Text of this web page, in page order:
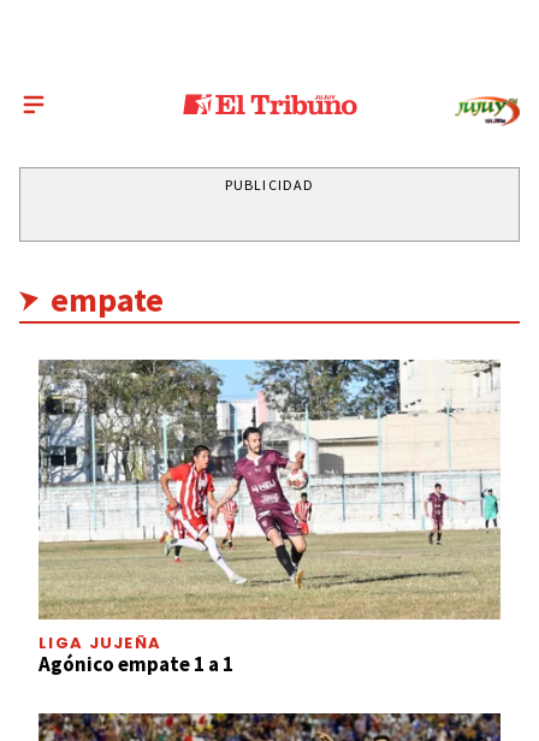
PUBLICIDAD
empate
LIGA JUJEÑA
Agónico empate 1 a 1